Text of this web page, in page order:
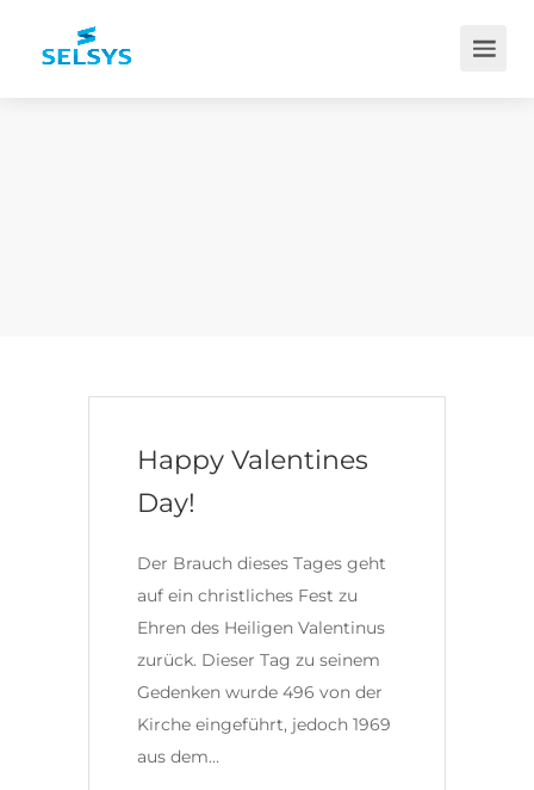
Happy Valentines
Day!
Der Brauch dieses Tages geht
auf ein christliches Fest zu
Ehren des Heiligen Valentinus
zurück. Dieser Tag zu seinem
Gedenken wurde 496 von der
Kirche eingeführt, jedoch 1969
aus dem…